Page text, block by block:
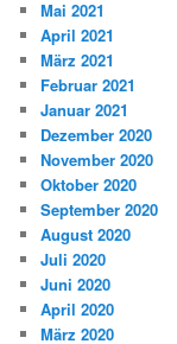
Mai 2021
April 2021
März 2021
Februar 2021
Januar 2021
Dezember 2020
November 2020
Oktober 2020
September 2020
August 2020
Juli 2020
Juni 2020
April 2020
März 2020